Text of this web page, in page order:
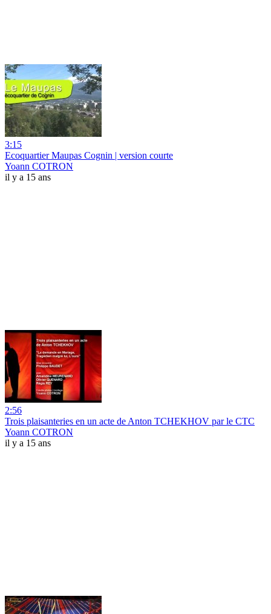
3:15
Ecoquartier Maupas Cognin | version courte
Yoann COTRON
il y a 15 ans
2:56
Trois plaisanteries en un acte de Anton TCHEKHOV par le CTC
Yoann COTRON
il y a 15 ans